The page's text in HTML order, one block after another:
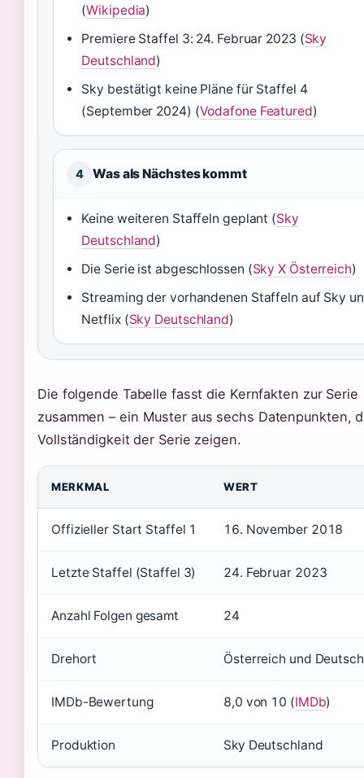
(Wikipedia)
Premiere Staffel 3: 24. Februar 2023 (Sky
Deutschland)
Sky bestätigt keine Pläne für Staffel 4
(September 2024) (Vodafone Featured)
4 Was als Nächstes kommt
Keine weiteren Staffeln geplant (Sky
Deutschland)
Die Serie ist abgeschlossen (Sky X Österreich)
Streaming der vorhandenen Staffeln auf Sky
Netflix (Sky Deutschland)
Die folgende Tabelle fasst die Kernfakten zur Serie
zusammen – ein Muster aus sechs Datenpunkten,
Vollständigkeit der Serie zeigen.
MERKMAL WERT
Offizieller Start Staffel 1 16. November 2018
Letzte Staffel (Staffel 3) 24. Februar 2023
Anzahl Folgen gesamt 24
Drehort Österreich und
IMDb-Bewertung 8,0 von 10 (IMDb)
Produktion Sky Deutschland